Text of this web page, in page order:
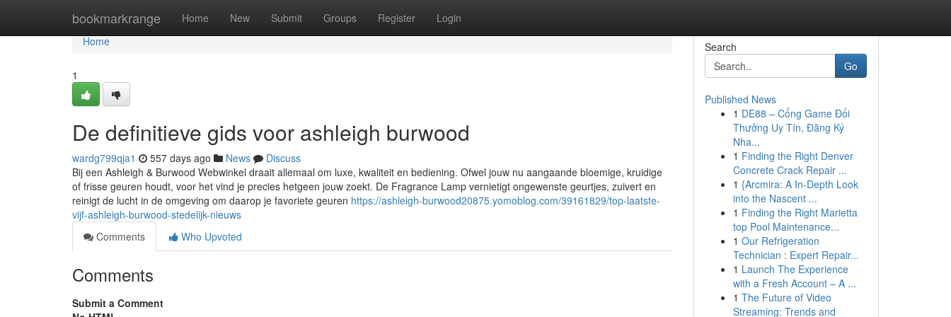
bookmarkrange Home New Submit Groups Register Login
Home
Home
1
De definitieve gids voor ashleigh burwood
wardg799qja1 557 days ago News
Discuss
Bij een Ashleigh & Burwood Webwinkel draait allemaal om luxe, kwaliteit en bediening. Ofwel jouw nu aangaande bloemige, kruidige
of frisse geuren houdt, voor het vind je precies hetgeen jouw zoekt. De Fragrance Lamp vernietigt ongewenste geurtjes, zuivert en
reinigt de lucht in de omgeving om daarop je favoriete geuren https://ashleigh-burwood20875.yomoblog.com/39161829/top-laatste-
vijf-ashleigh-burwood-stedelijk-nieuws
Comments
Who Upvoted
Comments
Submit a Comment
Search
Go
Published News
1 DE88 – Cổng Game Đổi
Thưởng Uy Tín, Đăng Ký
Nha...
1 Finding the Right Denver
Concrete Crack Repair ...
1 {Arcmira: A In-Depth Look
into the Nascent ...
1 Finding the Right Marietta
top Pool Maintenance...
1 Our Refrigeration
Technician : Expert Repair...
1 Launch The Experience
with a Fresh Account – A ...
1 The Future of Video
Streaming: Trends and